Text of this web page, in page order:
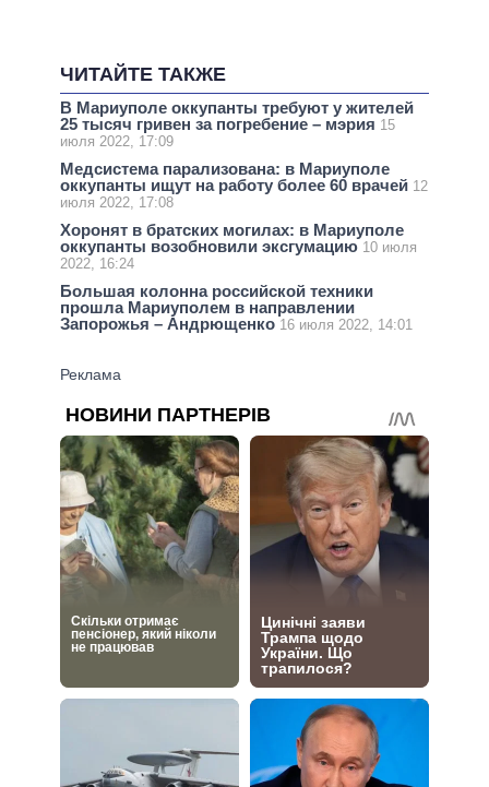
ЧИТАЙТЕ ТАКЖЕ
В Мариуполе оккупанты требуют у жителей
25 тысяч гривен за погребение – мэрия 15
июля 2022, 17:09
Медсистема парализована: в Мариуполе
оккупанты ищут на работу более 60 врачей 12
июля 2022, 17:08
Хоронят в братских могилах: в Мариуполе
оккупанты возобновили эксгумацию 10 июля
2022, 16:24
Большая колонна российской техники
прошла Мариуполем в направлении
Запорожья – Андрющенко 16 июля 2022, 14:01